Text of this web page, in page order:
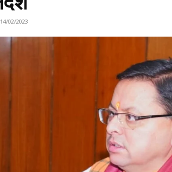
14/02/2023